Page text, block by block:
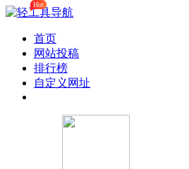
首页
网站投稿
排行榜
Hot
自定义网址